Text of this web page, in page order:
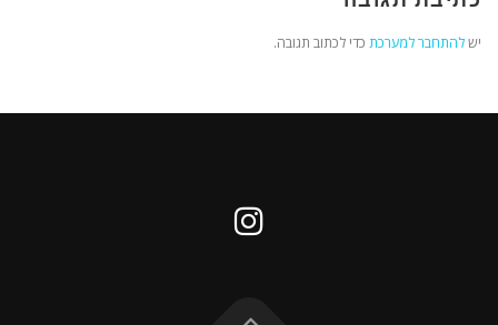
ישלהתחבר למערכת כדי לכתוב תגובה.